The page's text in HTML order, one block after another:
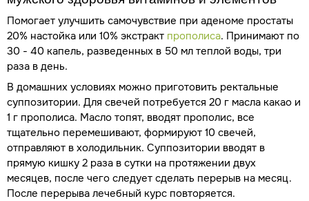
Помогает улучшить самочувствие при аденоме простаты
20% настойка или 10% экстракт прополиса. Принимают по
30 - 40 капель, разведенных в 50 мл теплой воды, три
раза в день.
В домашних условиях можно приготовить ректальные
суппозитории. Для свечей потребуется 20 г масла какао и
1 г прополиса. Масло топят, вводят прополис, все
тщательно перемешивают, формируют 10 свечей,
отправляют в холодильник. Суппозитории вводят в
прямую кишку 2 раза в сутки на протяжении двух
месяцев, после чего следует сделать перерыв на месяц.
После перерыва лечебный курс повторяется.